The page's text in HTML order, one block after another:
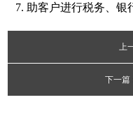
7. 助客户进行税务、银
上
下一篇